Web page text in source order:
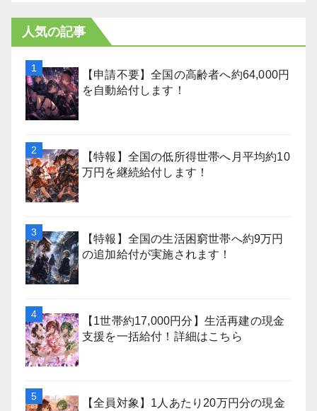
人気の記事
【申請不要】全国の高齢者へ約64,000円
を自動給付します！
【特報】全国の低所得世帯へ月平均約10
万円を継続給付します！
【特報】全国の生活困窮世帯へ約9万円
の追加給付が実施されます！
【1世帯約17,000円分】生活再建の現金
支援を一括給付！詳細はこちら
【全員対象】1人あたり20万円分の現金